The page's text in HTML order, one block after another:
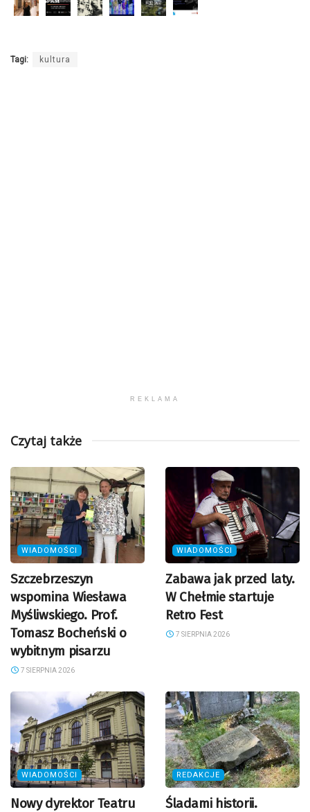
Tagi: kultura
REKLAMA
Czytaj także
WIADOMOŚCI
Szczebrzeszyn
wspomina Wiesława
Myśliwskiego. Prof.
Tomasz Bocheński o
wybitnym pisarzu
7 SIERPNIA 2026
WIADOMOŚCI
Zabawa jak przed laty.
W Chełmie startuje
Retro Fest
7 SIERPNIA 2026
WIADOMOŚCI
Nowy dyrektor Teatru
REDAKCJE
Śladami historii.